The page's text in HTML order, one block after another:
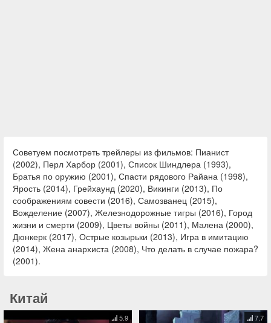
Советуем посмотреть трейлеры из фильмов: Пианист
(2002), Перл Харбор (2001), Список Шиндлера (1993),
Братья по оружию (2001), Спасти рядового Райана (1998),
Ярость (2014), Грейхаунд (2020), Викинги (2013), По
соображениям совести (2016), Самозванец (2015),
Вожделение (2007), Железнодорожные тигры (2016), Город
жизни и смерти (2009), Цветы войны (2011), Малена (2000),
Дюнкерк (2017), Острые козырьки (2013), Игра в имитацию
(2014), Жена анархиста (2008), Что делать в случае пожара?
(2001).
Китай
5.9 7.7